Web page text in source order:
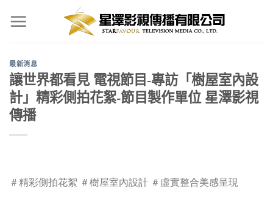
最新消息
讓世界都看見 電視節目-專訪「樹屋室內設
計」精彩側拍花絮-節目製作單位 星澤影視
傳播
＃精彩側拍花絮 ＃樹屋室內設計 ＃虛實整合美感呈現